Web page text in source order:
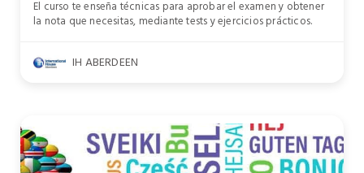
El curso te enseña técnicas para aprobar el examen y obtener
la nota que necesitas, mediante tests y ejercicios prácticos.
IH ABERDEEN